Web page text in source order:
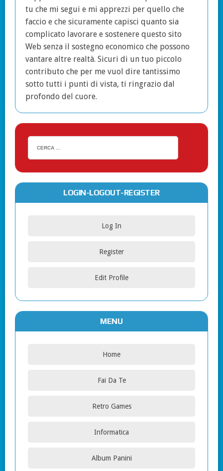
tu che mi segui e mi apprezzi per quello che
faccio e che sicuramente capisci quanto sia
complicato lavorare e sostenere questo sito
Web senza il sostegno economico che possono
vantare altre realtà. Sicuri di un tuo piccolo
contributo che per me vuol dire tantissimo
sotto tutti i punti di vista, ti ringrazio dal
profondo del cuore.
LOGIN-LOGOUT-REGISTER
Log In
Register
Edit Profile
MENU
Home
Fai Da Te
Retro Games
Informatica
Album Panini